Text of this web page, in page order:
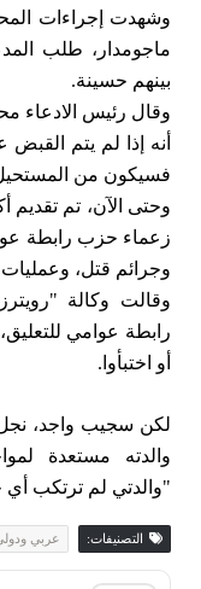
وشهدت إجراءات
بينهم حسينة.
وقال رئيس الادعاء
أنه إذا لم يتم القبض
فسيكون من
زعماء حزب رابطة
وجرائم قتل،
وقالت وكالة
رابطة عوامي
أو اختبأوا.
لكن سجيب واجد، نجل
والدته مستعدة
"والدتي لم ترتكب
التصنيفات: عربي